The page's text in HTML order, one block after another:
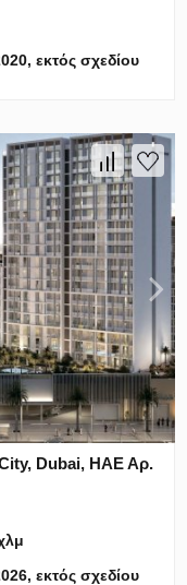
εκτός σχεδίου
Dubai, ΗΑΕ Αρ.
εκτός σχεδίου